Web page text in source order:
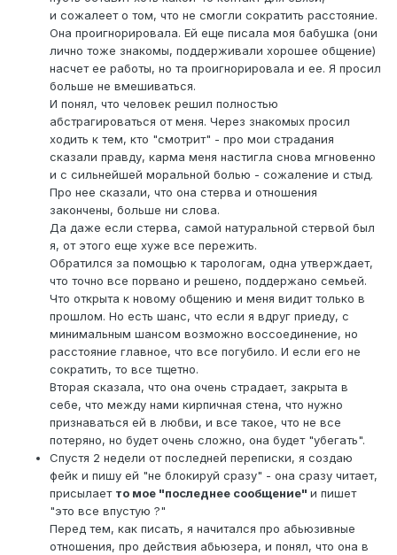
и сожалеет о том, что не смогли сократить расстояние.
Она проигнорировала. Ей еще писала моя бабушка (они
лично тоже знакомы, поддерживали хорошее общение)
насчет ее работы, но та проигнорировала и ее. Я просил
больше не вмешиваться.
И понял, что человек решил полностью
абстрагироваться от меня. Через знакомых просил
ходить к тем, кто "смотрит" - про мои страдания
сказали правду, карма меня настигла снова мгновенно
и с сильнейшей моральной болью - сожаление и стыд.
Про нее сказали, что она стерва и отношения
закончены, больше ни слова.
Да даже если стерва, самой натуральной стервой был
я, от этого еще хуже все пережить.
Обратился за помощью к тарологам, одна утверждает,
что точно все порвано и решено, поддержано семьей.
Что открыта к новому общению и меня видит только в
прошлом. Но есть шанс, что если я вдруг приеду, с
минимальным шансом возможно воссоединение, но
расстояние главное, что все погубило. И если его не
сократить, то все тщетно.
Вторая сказала, что она очень страдает, закрыта в
себе, что между нами кирпичная стена, что нужно
признаваться ей в любви, и все такое, что не все
потеряно, но будет очень сложно, она будет "убегать".
Спустя 2 недели от последней переписки, я создаю
фейк и пишу ей "не блокируй сразу" - она сразу читает,
присылает то мое "последнее сообщение" и пишет
"это все впустую ?"
Перед тем, как писать, я начитался про абьюзивные
отношения, про действия абьюзера, и понял, что она в